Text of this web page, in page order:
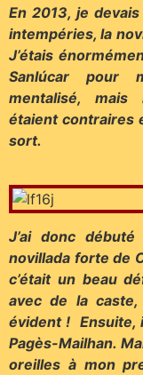
En 2013, je
intempéries, la
J’étais
Sanlúcar pour
mentalisé, mais
étaient contraires
sort.
J’ai donc
novillada forte de
c’était un beau
avec de la
évident ! Ensuite,
Pagès-Mailhan.
oreilles à mon